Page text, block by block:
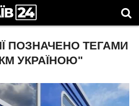
ПОЗНАЧЕНО ТЕГАМИ
УКРАЇНОЮ"